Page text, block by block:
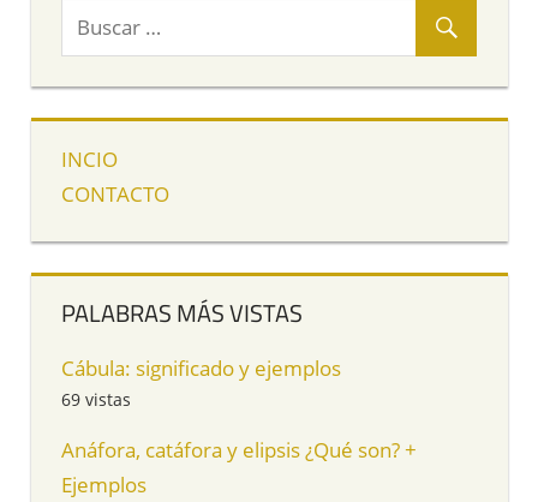
INCIO
CONTACTO
PALABRAS MÁS VISTAS
Cábula: significado y ejemplos
69 vistas
Anáfora, catáfora y elipsis ¿Qué son? +
Ejemplos